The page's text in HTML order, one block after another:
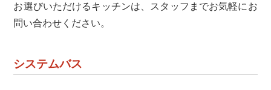
お選びいただけるキッチンは、スタッフまでお気軽にお
問い合わせください。
システムバス